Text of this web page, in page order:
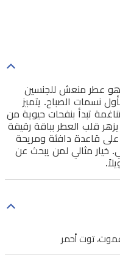
هو عطر منعش للجنسين
نسمات الصباح. يتميز
تبدأ بنفحات حيوية من
قلب العطر بباقة رقيقة
على قاعدة دافئة ومريحة
خيار مثالي لمن يبحث عن
توت أحمر